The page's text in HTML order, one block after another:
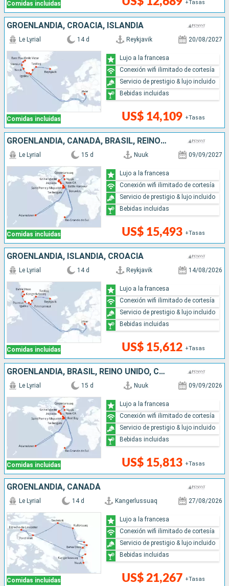
Comidas incluidas +Tasas
GROENLANDIA, CROACIA, ISLANDIA
Comidas incluidas
Le Lyrial 14 d Reykjavik 20/08/2027
US$ 14,109 +Tasas
Lujo a la francesa
Conexión wifi ilimitado de cortesía
Servicio de prestigio & lujo incluido
Bebidas incluidas
GROENLANDIA, CANADÁ, BRASIL, REINO UNIDO
Comidas incluidas
Le Lyrial 15 d Nuuk 09/09/2027
US$ 15,493 +Tasas
Lujo a la francesa
Conexión wifi ilimitado de cortesía
Servicio de prestigio & lujo incluido
Bebidas incluidas
GROENLANDIA, ISLANDIA, CROACIA
Comidas incluidas
Le Lyrial 14 d Reykjavik 14/08/2026
US$ 15,612 +Tasas
Lujo a la francesa
Conexión wifi ilimitado de cortesía
Servicio de prestigio & lujo incluido
Bebidas incluidas
GROENLANDIA, BRASIL, REINO UNIDO, CANADÁ
Comidas incluidas
Le Lyrial 15 d Nuuk 09/09/2026
US$ 15,813 +Tasas
Lujo a la francesa
Conexión wifi ilimitado de cortesía
Servicio de prestigio & lujo incluido
Bebidas incluidas
GROENLANDIA, CANADÁ
Comidas incluidas
Le Lyrial 14 d Kangerlussuaq 27/08/2026
US$ 21,267 +Tasas
Lujo a la francesa
Conexión wifi ilimitado de cortesía
Servicio de prestigio & lujo incluido
Bebidas incluidas